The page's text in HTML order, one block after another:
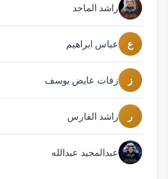
راشد الماجد
ع عباس ابراهيم
ز زفات عايض يوسف
ر راشد الفارس
عبدالمجيد عبدالله